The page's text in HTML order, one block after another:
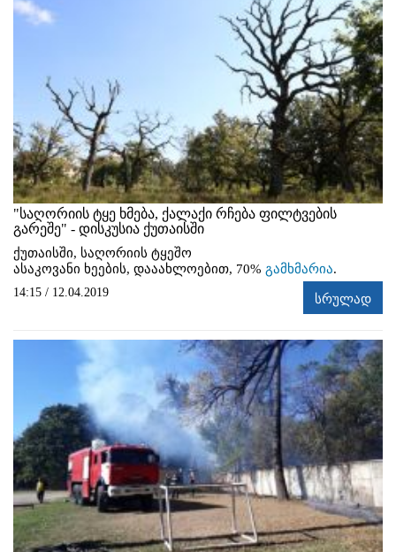
"საღორიის ტყე ხმება, ქალაქი რჩება ფილტვების
გარეშე" - დისკუსია ქუთაისში
ქუთაისში, საღორიის ტყეშო
ასაკოვანი ხეების, დააახლოებით, 70% გამხმარია.
14:15 / 12.04.2019 სრულად